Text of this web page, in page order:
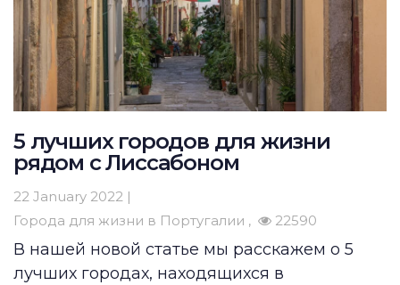
5 лучших городов для жизни
рядом с Лиссабоном
22 January 2022 |
Города для жизни в Португалии
22590
В нашей новой статье мы расскажем о 5
лучших городах, находящихся в